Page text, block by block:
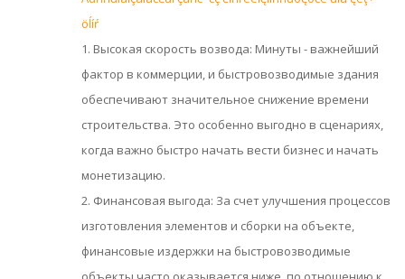
öĺíŕ
1. Высокая скорость возвода: Минуты - важнейший
фактор в коммерции, и быстровозводимые здания
обеспечивают значительное снижение времени
строительства. Это особенно выгодно в сценариях,
когда важно быстро начать вести бизнес и начать
монетизацию.
2. Финансовая выгода: За счет улучшения процессов
изготовления элементов и сборки на объекте,
финансовые издержки на быстровозводимые